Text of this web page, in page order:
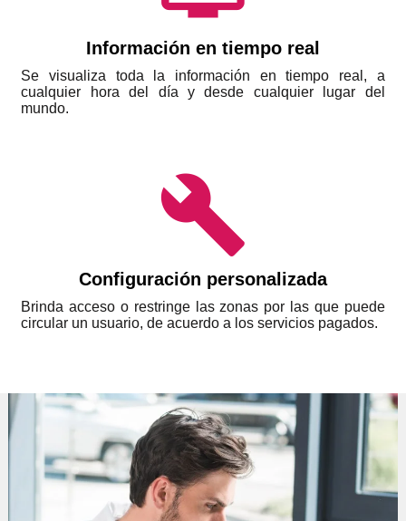
Información en tiempo real
Se visualiza toda la información en tiempo real, a
cualquier hora del día y desde cualquier lugar del
mundo.
build
Configuración personalizada
Brinda acceso o restringe las zonas por las que puede
circular un usuario, de acuerdo a los servicios pagados.